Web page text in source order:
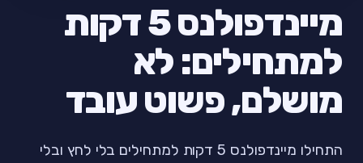
מיינדפולנס 5 דקות
למתחילים: לא
מושלם, פשוט עובד
התחילו מיינדפולנס 5 דקות למתחילים בלי לחץ ובלי